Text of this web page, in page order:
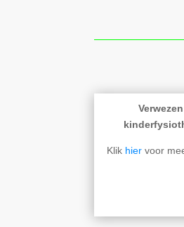
Klik hiervoor